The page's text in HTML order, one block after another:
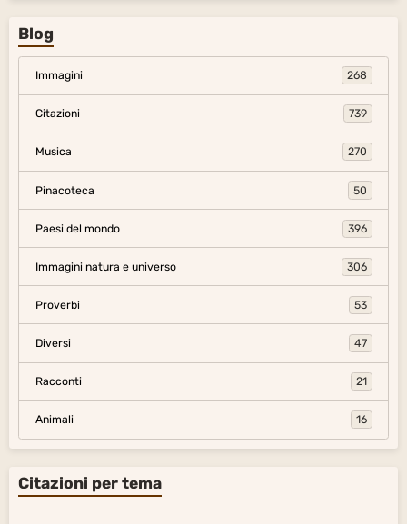
Blog
Immagini 268
Citazioni 739
Musica 270
Pinacoteca 50
Paesi del mondo 396
Immagini natura e universo 306
Proverbi 53
Diversi 47
Racconti 21
Animali 16
Citazioni per tema